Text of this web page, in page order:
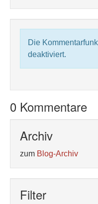
Die
deaktiviert.
0 Kommentare
Archiv
zum Blog-Archiv
Filter